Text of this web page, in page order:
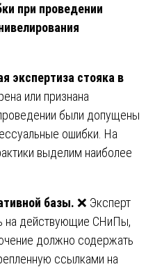
при проведении
экспертиза стояка в
или признана
были допущены
ошибки. На
выделим наиболее
базы. ❌ Эксперт
на действующие СНиПы,
должно содержать
ссылками на